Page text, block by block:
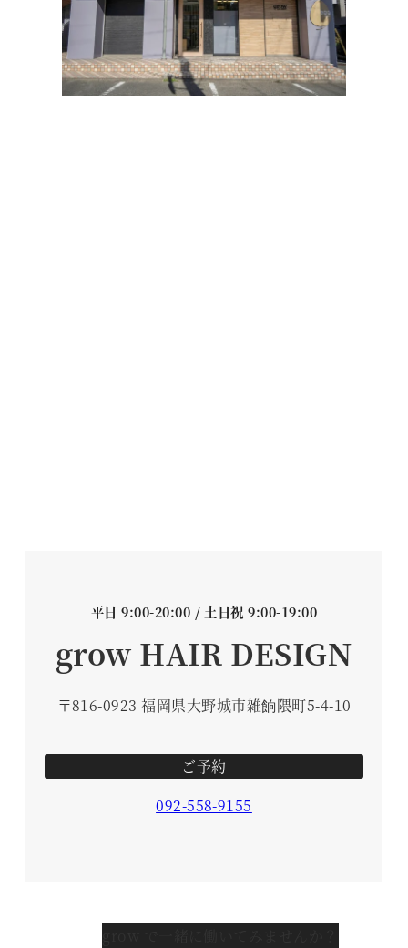
平日 9:00-20:00 / 土日祝 9:00-19:00
grow HAIR DESIGN
〒816-0923 福岡県大野城市雑餉隈町5-4-10
ご予約
092-558-9155